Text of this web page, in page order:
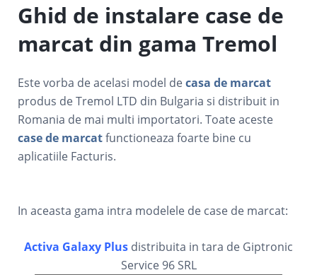
Ghid de instalare case de
marcat din gama Tremol
Este vorba de acelasi model decasa de marcat
produs de Tremol LTD din Bulgaria si distribuit in
Romania de mai multi importatori. Toate aceste
case de marcatfunctioneaza foarte bine cu
aplicatiile Facturis.
In aceasta gama intra modelele de case de marcat:
Activa Galaxy Plus distribuita in tara de Giptronic
Service 96 SRL